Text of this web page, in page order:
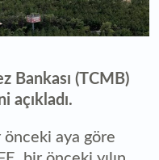
Bankası (TCMB)
açıkladı.
önceki aya göre